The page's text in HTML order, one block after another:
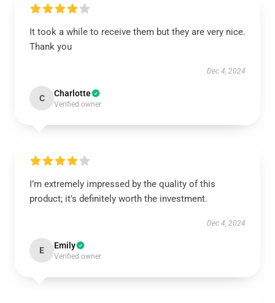
It took a while to receive them but they are very nice.
Thank you
Dec 4, 2024
C Charlotte
Verified owner
I’m extremely impressed by the quality of this
product; it's definitely worth the investment.
Dec 4, 2024
E Emily
Verified owner